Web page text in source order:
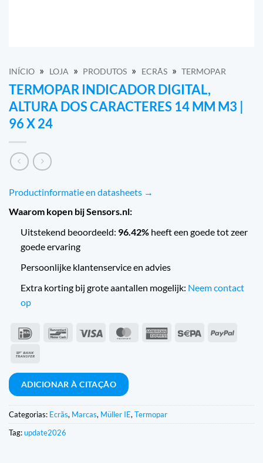
INÍCIO » LOJA » PRODUTOS » ECRÃS » TERMOPAR
TERMOPAR INDICADOR DIGITAL,
ALTURA DOS CARACTERES 14 MM M3 |
96 X 24
Productinformatie en datasheets →
Waarom kopen bij Sensors.nl:
Uitstekend beoordeeld: 96.42% heeft een goede tot zeer
goede ervaring
Persoonlijke klantenservice en advies
Extra korting bij grote aantallen mogelijk: Neem contact
op
IDeal
Contacto
banco
Visto MasterCardAmerican Sepa
PayPal
ADICIONAR À CITAÇÃO
Categorias: Ecrãs, Marcas, Müller IE, Termopar
Tag:update2026